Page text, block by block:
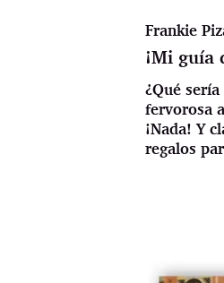
Frankie
¡Mi guía
¿Qué
fervorosa
¡Nada! Y
regalos